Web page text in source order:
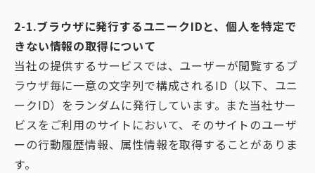
2-1.ブラウザに発行するユニークIDと、個人を特定で
きない情報の取得について
当社の提供するサービスでは、ユーザーが閲覧するブ
ラウザ毎に一意の文字列で構成されるID（以下、ユニ
ークID）をランダムに発行しています。また当社サー
ビスをご利用のサイトにおいて、そのサイトのユーザ
ーの行動履歴情報、属性情報を取得することがありま
す。